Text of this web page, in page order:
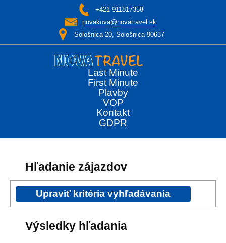
+421 911817358
novakova@novatravel.sk
Sološnica 20, Sološnica 90637
Last Minute
First Minute
Plavby
VOP
Kontakt
GDPR
Hľadanie zájazdov
Výsledky hľadania